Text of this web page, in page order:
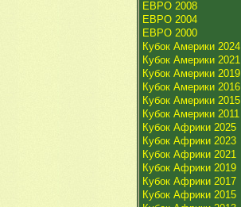
ЕВРО 2008
ЕВРО 2004
ЕВРО 2000
Кубок Америки 2024
Кубок Америки 2021
Кубок Америки 2019
Кубок Америки 2016
Кубок Америки 2015
Кубок Америки 2011
Кубок Африки 2025
Кубок Африки 2023
Кубок Африки 2021
Кубок Африки 2019
Кубок Африки 2017
Кубок Африки 2015